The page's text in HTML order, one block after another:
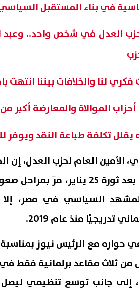
في بناء المستقبل
حزب العدل في شخص واحد.. وعبد
لنا والخلافات بيننا انتهت
الموالاة والمعارضة أكبر
كأول حزب مدني بعد ثورة 25
السياسي في مصر،
تدريجيًا منذ عام 2019.
أكبر مصدر للنزيف الدولاري
06 أغسطس, 2026 01:58 م